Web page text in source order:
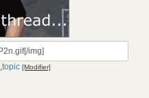
,topic [Modifier]